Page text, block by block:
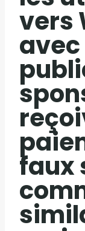
vers
avec
faux